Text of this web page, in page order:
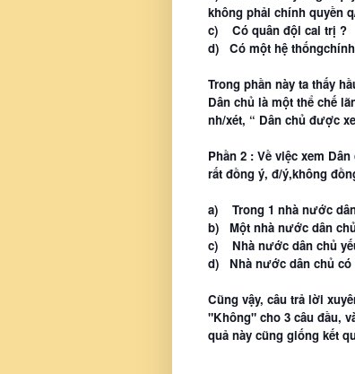
không phải chính quyền
c) Có quân đội cai trị ?
d) Có một hệ
Trong phần này ta thấy
Dân chủ là một thể chế
nh/xét, “ Dân chủ được
Phần 2 : Về việc xem
rất đồng ý, đ/ý,không
a) Trong 1 nhà nước
b) Một nhà nước dân
c) Nhà nước dân chủ
d) Nhà nước dân chủ
Cũng vậy, câu trả lời
"Không" cho 3 câu đầu,
quả này cũng giống kết